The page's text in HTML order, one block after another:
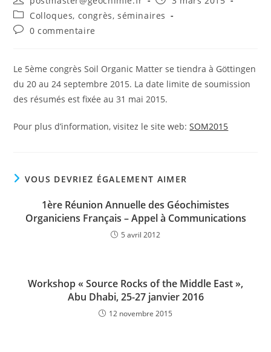
Colloques, congrès, séminaires
0 commentaire
Le 5ème congrès Soil Organic Matter se tiendra à Göttingen
du 20 au 24 septembre 2015. La date limite de soumission
des résumés est fixée au 31 mai 2015.
Pour plus d’information, visitez le site web:SOM2015
VOUS DEVRIEZ ÉGALEMENT AIMER
1ère Réunion Annuelle des Géochimistes
Organiciens Français – Appel à Communications
5 avril 2012
Workshop « Source Rocks of the Middle East »,
Abu Dhabi, 25-27 janvier 2016
12 novembre 2015